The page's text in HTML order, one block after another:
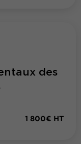
des
1 800€ HT